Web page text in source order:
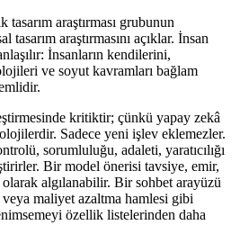
araştırması grubunun
araştırmasını açıklar. İnsan
İnsanların kendilerini,
ve soyut kavramları bağlam
kritiktir; çünkü yapay zekâ
Sadece yeni işlev eklemezler.
sorumluluğu, adaleti, yaratıcılığı
Bir model önerisi tavsiye, emir,
algılanabilir. Bir sohbet arayüzü
maliyet azaltma hamlesi gibi
özellik listelerinden daha